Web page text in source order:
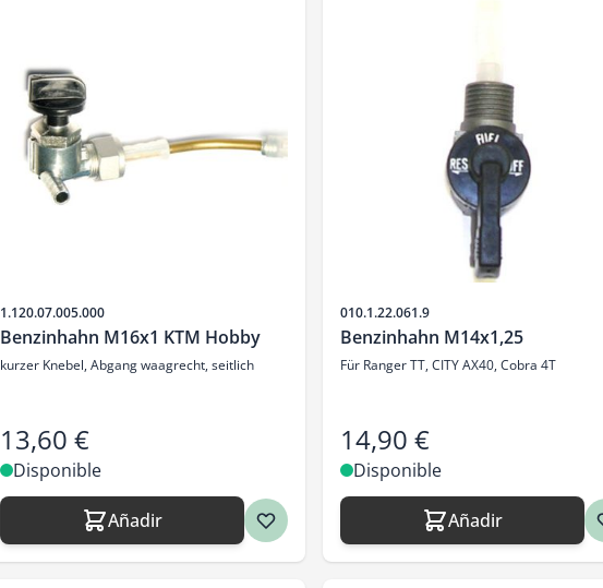
SKU
1.120.07.005.000
Benzinhahn M16x1 KTM Hobby
kurzer Knebel, Abgang waagrecht, seitlich
13,60 €
Disponible
Añadir
SKU
010.1.22.061.9
Benzinhahn M14x1,25
Für Ranger TT, CITY AX40, Cobra 4T
14,90 €
Disponible
Añadir